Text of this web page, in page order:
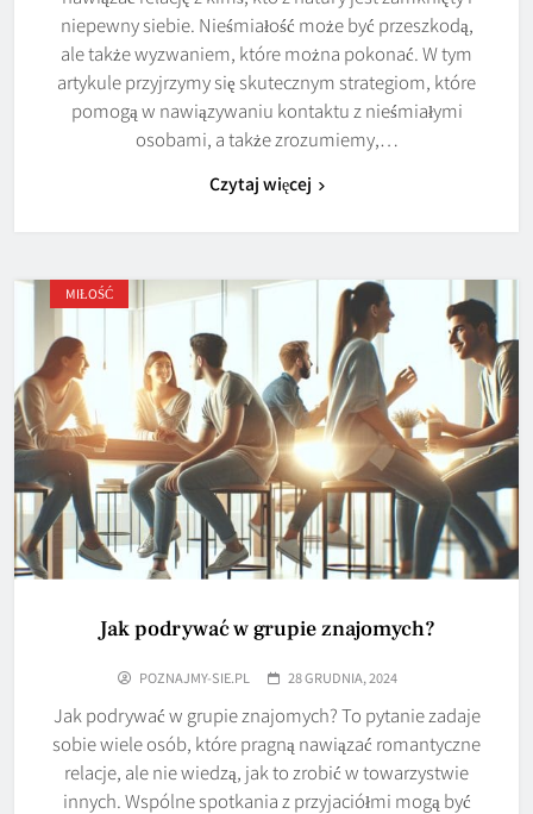
niepewny siebie. Nieśmiałość może być przeszkodą,
ale także wyzwaniem, które można pokonać. W tym
artykule przyjrzymy się skutecznym strategiom, które
pomogą w nawiązywaniu kontaktu z nieśmiałymi
osobami, a także zrozumiemy,…
Czytaj więcej
MIŁOŚĆ
Jak podrywać w grupie znajomych?
POZNAJMY-SIE.PL 28 GRUDNIA, 2024
Jak podrywać w grupie znajomych? To pytanie zadaje
sobie wiele osób, które pragną nawiązać romantyczne
relacje, ale nie wiedzą, jak to zrobić w towarzystwie
innych. Wspólne spotkania z przyjaciółmi mogą być